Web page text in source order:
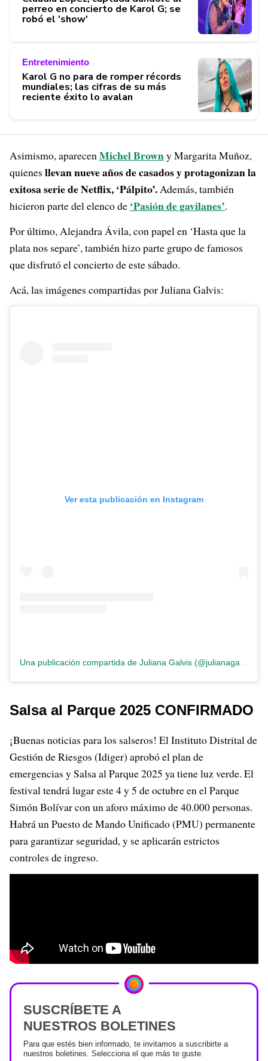
perreo en concierto de Karol G; se
robó el 'show'
Entretenimiento
Karol G no para de romper récords
mundiales; las cifras de su más
reciente éxito lo avalan
Asimismo, aparecenMichel Browny Margarita Muñoz,
quienes llevan nueve años de casados y protagonizan la
exitosa serie de Netflix, ‘Pálpito’.Además, también
hicieron parte del elenco de ‘Pasión de gavilanes’.
Por último, Alejandra Ávila, con papel en ‘Hasta que la
plata nos separe’, también hizo parte grupo de famosos
que disfrutó el concierto de este sábado.
Acá, las imágenes compartidas por Juliana Galvis:
Ver esta publicación en Instagram
Salsa al Parque 2025 CONFIRMADO
¡Buenas noticias para los salseros! El Instituto Distrital de
Gestión de Riesgos (Idiger) aprobó el plan de
emergencias y Salsa al Parque 2025 ya tiene luz verde. El
festival tendrá lugar este 4 y 5 de octubre en el Parque
Simón Bolívar con un aforo máximo de 40.000 personas.
Habrá un Puesto de Mando Unificado (PMU) permanente
para garantizar seguridad, y se aplicarán estrictos
controles de ingreso.
SUSCRÍBETE A
NUESTROS BOLETINES
Para que estés bien informado, te invitamos a suscribirte a
nuestros boletines. Selecciona el que más te guste.